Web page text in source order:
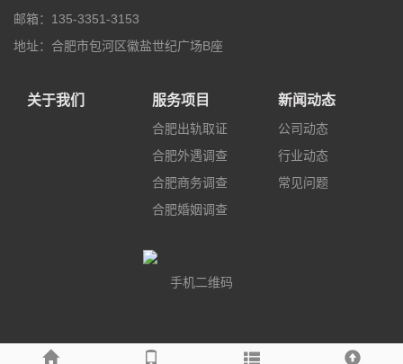
邮箱：135-3351-3153
地址：合肥市包河区徽盐世纪广场B座
关于我们 服务项目
合肥出轨取证
合肥外遇调查
合肥商务调查
合肥婚姻调查
新闻动态
公司动态
行业动态
常见问题
手机二维码